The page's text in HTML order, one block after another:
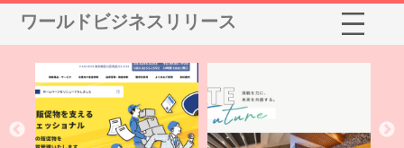
ワールドビジネスリリース